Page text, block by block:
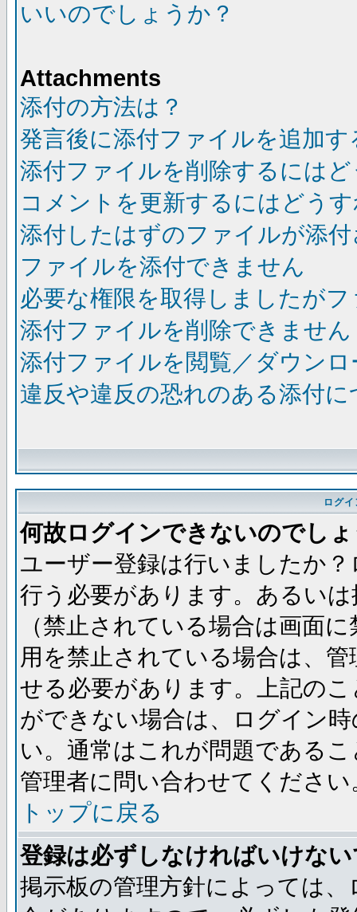
いいのでしょうか？
Attachments
添付の方法は？
発言後に添付ファイルを追加
添付ファイルを削除するには
コメントを更新するにはどう
添付したはずのファイルが添
ファイルを添付できません
必要な権限を取得しましたが
添付ファイルを削除できません
添付ファイルを閲覧／ダウン
違反や違反の恐れのある添付
ログ
何故ログインできないのでし
ユーザー登録は行いましたか
行う必要があります。あるい
（禁止されている場合は画面
用を禁止されている場合は、
せる必要があります。上記の
ができない場合は、ログイン
い。通常はこれが問題である
管理者に問い合わせてください
トップに戻る
登録は必ずしなければいけな
掲示板の管理方針によっては